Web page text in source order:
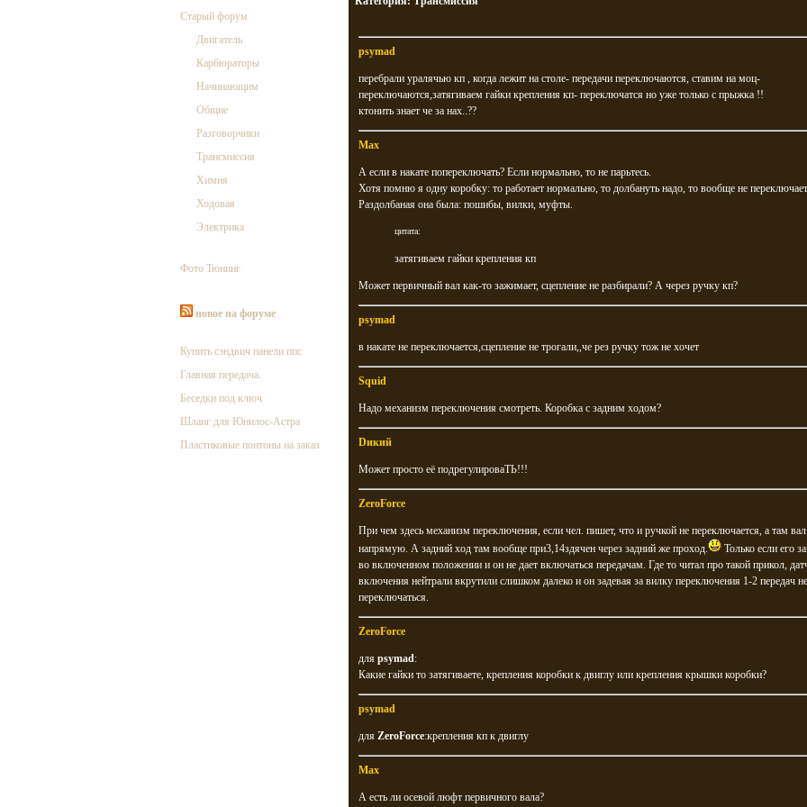
Старый форум
Двигатель
Карбюраторы
Начинающим
Общие
Разговорчики
Трансмиссия
Химия
Ходовая
Электрика
Фото Тюнинг
новое на форуме
Купить сэндвич панели ппс
Главная передача.
Беседки под ключ
Шланг для Юнилос-Астра
Пластиковые понтоны на заказ
psymad
перебрали уралячью кп , когда лежит на столе- передачи переключаются, ставим на моц-
переключаются,затягиваем гайки крепления кп- переключатся но уже только с прыжка !!
ктонить знает че за нах..??
Max
А если в накате попереключать? Если нормально, то не парьтесь.
Хотя помню я одну коробку: то работает нормально, то долбануть надо, то вообще не
Раздолбаная она была: пошибы, вилки, муфты.
цитата:
затягиваем гайки крепления кп
Может первичный вал как-то зажимает, сцепление не разбирали? А через ручку кп?
psymad
в накате не переключается,сцепление не трогали,,че рез ручку тож не хочет
Squid
Надо механизм переключения смотреть. Коробка с задним ходом?
Dикий
Может просто её подрегулироваТЬ!!!
ZeroForce
При чем здесь механизм переключения, если чел. пишет, что и ручкой не переключается, а там вал
напрямую. А задний ход там вообще при3,14здячен через задний же проход.
Только если его
во включенном положении и он не дает включаться передачам. Где то читал про такой прикол,
включения нейтрали вкрутили слишком далеко и он задевая за вилку переключения 1-2 передач
переключаться.
ZeroForce
для psymad:
Какие гайки то затягиваете, крепления коробки к двиглу или крепления крышки коробки?
psymad
для ZeroForce:крепления кп к двиглу
Max
А есть ли осевой люфт первичного вала?